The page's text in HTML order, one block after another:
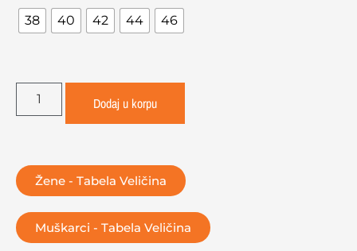
38 40 42 44 46
Dodaj u korpu
Žene - Tabela Veličina
Muškarci - Tabela Veličina